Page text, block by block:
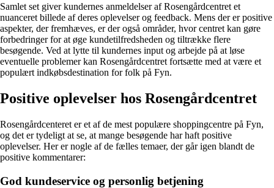
Samlet set giver kundernes anmeldelser af Rosengårdcentret et
nuanceret billede af deres oplevelser og feedback. Mens der er positive
aspekter, der fremhæves, er der også områder, hvor centret kan gøre
forbedringer for at øge kundetilfredsheden og tiltrække flere
besøgende. Ved at lytte til kundernes input og arbejde på at løse
eventuelle problemer kan Rosengårdcentret fortsætte med at være et
populært indkøbsdestination for folk på Fyn.
Positive oplevelser hos Rosengårdcentret
Rosengårdcenteret er et af de mest populære shoppingcentre på Fyn,
og det er tydeligt at se, at mange besøgende har haft positive
oplevelser. Her er nogle af de fælles temaer, der går igen blandt de
positive kommentarer:
God kundeservice og personlig betjening